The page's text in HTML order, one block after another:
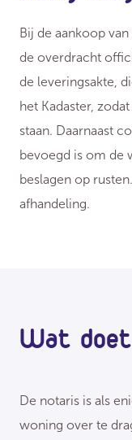
Bij de aankoop
de overdracht
de leveringsakte,
het Kadaster,
staan. Daarnaast
bevoegd is om de
beslagen op
afhandeling.
Wat
De notaris is als
woning over te